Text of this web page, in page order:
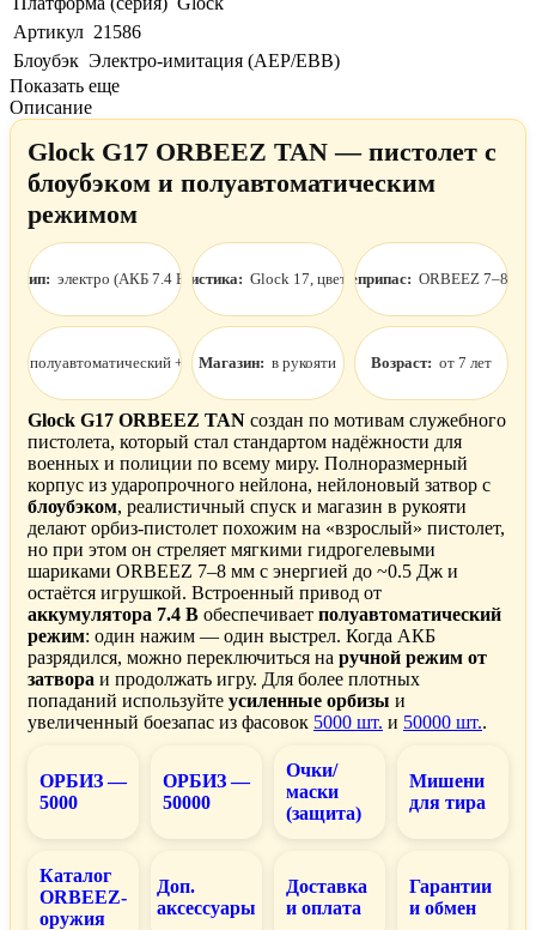
Артикул 21586
Блоубэк Электро-имитация (AEP/EBB)
Показать еще
Описание
Glock G17 ORBEEZ TAN — пистолет с
блоубэком и полуавтоматическим
режимом
Тип: электро (АКБ 7.4 В)Стилистика: Glock 17, цвет TAN
Боеприпас: ORBEEZ 7–8 мм
полуавтоматический + ручной
Магазин: в рукояти Возраст: от 7 лет
Glock G17 ORBEEZ TAN создан по мотивам служебного
пистолета, который стал стандартом надёжности для
военных и полиции по всему миру. Полноразмерный
корпус из ударопрочного нейлона, нейлоновый затвор с
блоубэком, реалистичный спуск и магазин в рукояти
делают орбиз-пистолет похожим на «взрослый» пистолет,
но при этом он стреляет мягкими гидрогелевыми
шариками ORBEEZ 7–8 мм с энергией до ~0.5 Дж и
остаётся игрушкой. Встроенный привод от
аккумулятора 7.4 В обеспечивает полуавтоматический
режим: один нажим — один выстрел. Когда АКБ
разрядился, можно переключиться на ручной режим от
затвора и продолжать игру. Для более плотных
попаданий используйте усиленные орбизы и
увеличенный боезапас из фасовок 5000 шт. и 50000 шт..
ОРБИЗ —
5000
ОРБИЗ —
50000
Очки/
маски
(защита)
Мишени
для тира
Каталог
ORBEEZ-
оружия
Доп.
аксессуары
Доставка
и оплата
Гарантии
и обмен